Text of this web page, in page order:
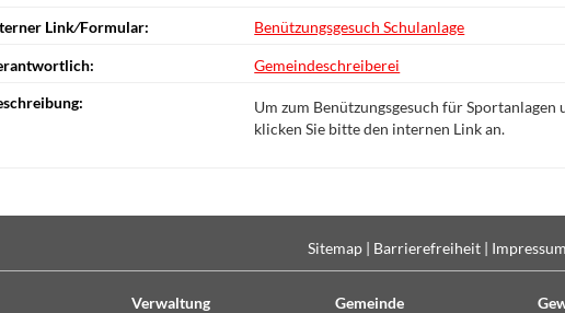
Link⁄Formular: Benützungsgesuch Schulanlage
Gemeindeschreiberei
Um zum Benützungsgesuch für Sportanlagen
klicken Sie bitte den internen Link an.
Sitemap Barrierefreiheit Impressum
Verwaltung
Gemeinde